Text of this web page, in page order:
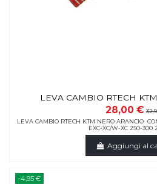
LEVA CAMBIO RTECH
28,00 €
LEVA CAMBIO RTECH KTM NERO ARANCIO
EXC-XC/W-XC 250-300
Aggiungi al
-4,95 €